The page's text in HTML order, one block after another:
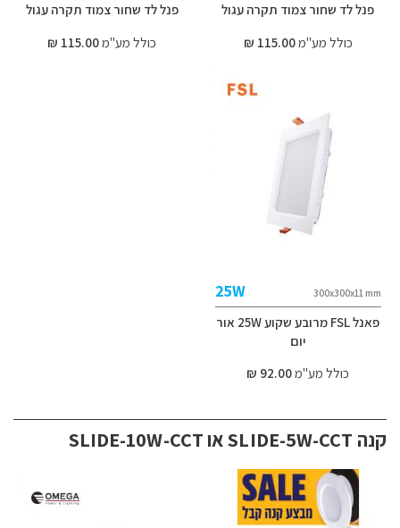
פנל לד שחור צמוד תקרה עגול
כולל מע"מ115.00 ₪
פנל לד שחור צמוד תקרה עגול
כולל מע"מ115.00 ₪
300x300x11 mm
25W
פאנל FSL מרובע שקוע 25W אור
יום
כולל מע"מ92.00 ₪
קנה SLIDE-5W-CCT או SLIDE-10W-CCT